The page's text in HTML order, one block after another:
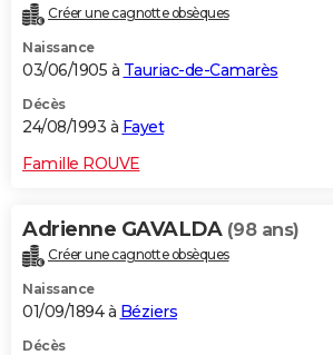
Créer une cagnotte obsèques
Naissance
03/06/1905 à Tauriac-de-Camarès
Décès
24/08/1993 à Fayet
Famille ROUVE
Adrienne GAVALDA (98 ans)
Créer une cagnotte obsèques
Naissance
01/09/1894 à Béziers
Décès